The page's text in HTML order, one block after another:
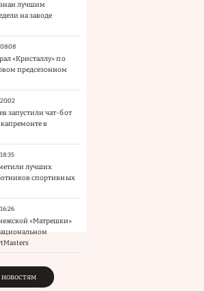
лучшим
на заводе
«Кристаллу» по
предсезонном
запустили чат-бот
в
лучших
спортивных
«Матрешки»